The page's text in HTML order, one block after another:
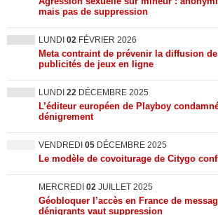
mais pas de suppression
LUNDI 02 FÉVRIER 2026
Meta contraint de prévenir la diffusion de
publicités de jeux en ligne
LUNDI 22 DÉCEMBRE 2025
L’éditeur européen de Playboy
dénigrement
VENDREDI 05 DÉCEMBRE 2025
Le modèle de covoiturage de Citygo
MERCREDI 02 JUILLET 2025
Géobloquer l’accès en France de
dénigrants vaut suppression